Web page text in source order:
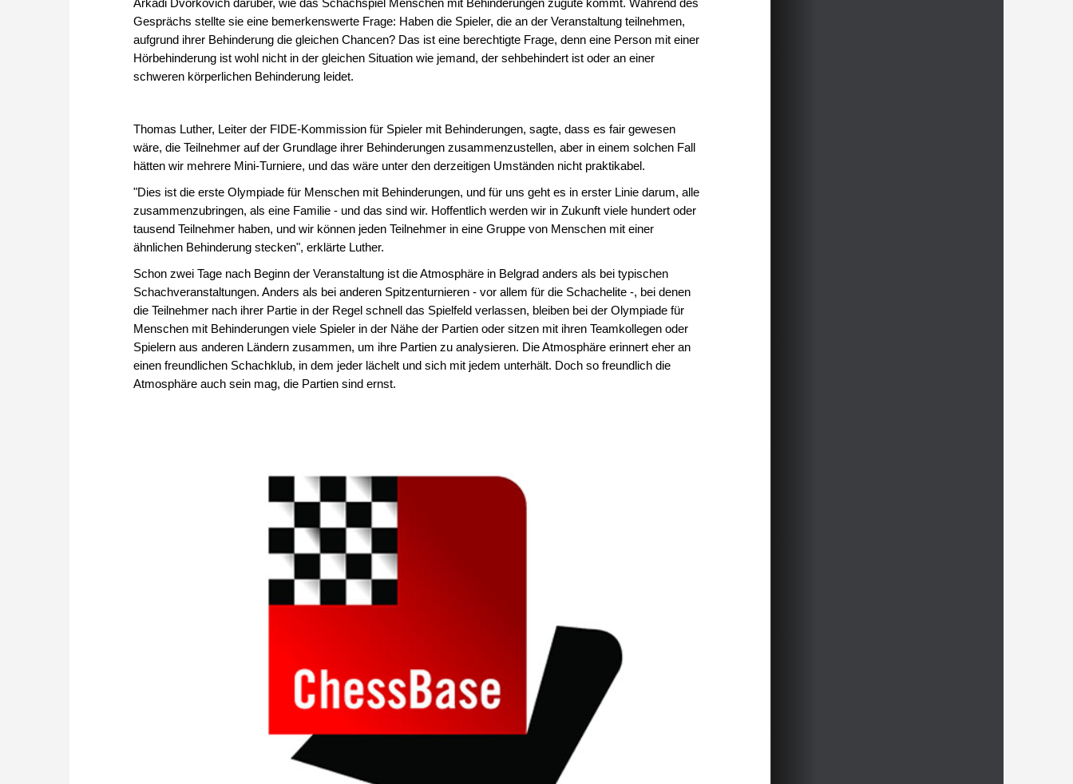
Arkadi Dvorkovich darüber, wie das Schachspiel Menschen mit Behinderungen zugute kommt. Während des
Gesprächs stellte sie eine bemerkenswerte Frage: Haben die Spieler, die an der Veranstaltung teilnehmen,
aufgrund ihrer Behinderung die gleichen Chancen? Das ist eine berechtigte Frage, denn eine Person mit einer
Hörbehinderung ist wohl nicht in der gleichen Situation wie jemand, der sehbehindert ist oder an einer
schweren körperlichen Behinderung leidet.
Thomas Luther, Leiter der FIDE-Kommission für Spieler mit Behinderungen, sagte, dass es fair gewesen
wäre, die Teilnehmer auf der Grundlage ihrer Behinderungen zusammenzustellen, aber in einem solchen Fall
hätten wir mehrere Mini-Turniere, und das wäre unter den derzeitigen Umständen nicht praktikabel.
"Dies ist die erste Olympiade für Menschen mit Behinderungen, und für uns geht es in erster Linie darum, alle
zusammenzubringen, als eine Familie - und das sind wir. Hoffentlich werden wir in Zukunft viele hundert oder
tausend Teilnehmer haben, und wir können jeden Teilnehmer in eine Gruppe von Menschen mit einer
ähnlichen Behinderung stecken", erklärte Luther.
Schon zwei Tage nach Beginn der Veranstaltung ist die Atmosphäre in Belgrad anders als bei typischen
Schachveranstaltungen. Anders als bei anderen Spitzenturnieren - vor allem für die Schachelite -, bei denen
die Teilnehmer nach ihrer Partie in der Regel schnell das Spielfeld verlassen, bleiben bei der Olympiade für
Menschen mit Behinderungen viele Spieler in der Nähe der Partien oder sitzen mit ihren Teamkollegen oder
Spielern aus anderen Ländern zusammen, um ihre Partien zu analysieren. Die Atmosphäre erinnert eher an
einen freundlichen Schachklub, in dem jeder lächelt und sich mit jedem unterhält. Doch so freundlich die
Atmosphäre auch sein mag, die Partien sind ernst.